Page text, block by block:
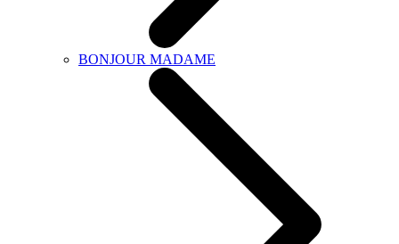
BONJOUR MADAME